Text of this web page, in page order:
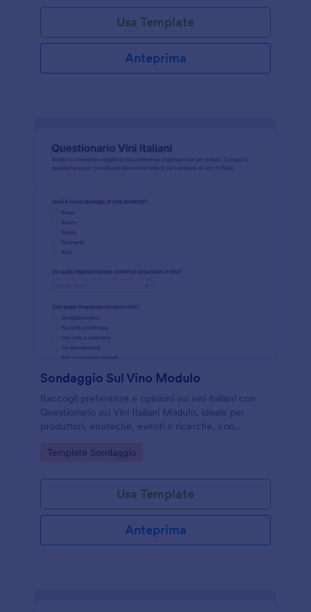
Usa Template
Anteprima
Sondaggio Sul Vino Modulo
Raccogli preferenze e opinioni sui vini italiani con
Questionario sui Vini Italiani Modulo, ideale per
produttori, enoteche, eventi e ricerche, con
Jotform.
Go to Category:
Template Sondaggio
Usa Template
Anteprima